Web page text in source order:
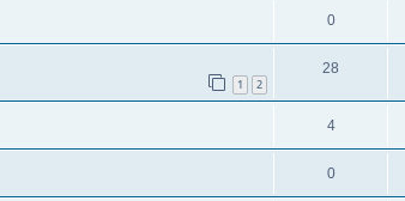
0
1 2
28
4
0